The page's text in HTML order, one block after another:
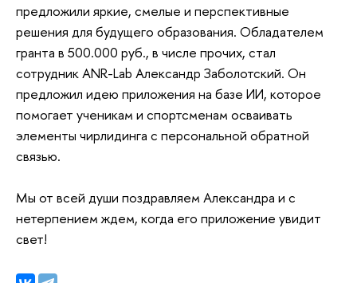
предложили яркие, смелые и перспективные
решения для будущего образования. Обладателем
гранта в 500.000 руб., в числе прочих, стал
сотрудник ANR-Lab Александр Заболотский. Он
предложил идею приложения на базе ИИ, которое
помогает ученикам и спортсменам осваивать
элементы чирлидинга с персональной обратной
связью.
Мы от всей души поздравляем Александра и с
нетерпением ждем, когда его приложение увидит
свет!